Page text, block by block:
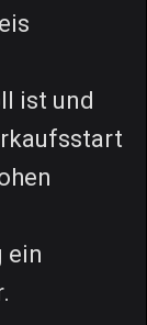
ist und
ein